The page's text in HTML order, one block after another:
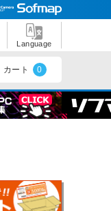
Language
カート 0